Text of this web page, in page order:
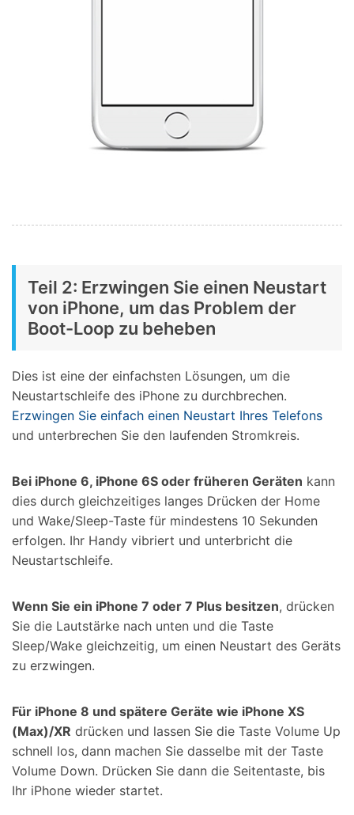
Teil 2: Erzwingen Sie einen Neustart
von iPhone, um das Problem der
Boot-Loop zu beheben
Dies ist eine der einfachsten Lösungen, um die
Neustartschleife des iPhone zu durchbrechen.
Erzwingen Sie einfach einen Neustart Ihres Telefons
und unterbrechen Sie den laufenden Stromkreis.
Bei iPhone 6, iPhone 6S oder früheren Geräten kann
dies durch gleichzeitiges langes Drücken der Home
und Wake/Sleep-Taste für mindestens 10 Sekunden
erfolgen. Ihr Handy vibriert und unterbricht die
Neustartschleife.
Wenn Sie ein iPhone 7 oder 7 Plus besitzen, drücken
Sie die Lautstärke nach unten und die Taste
Sleep/Wake gleichzeitig, um einen Neustart des Geräts
zu erzwingen.
Für iPhone 8 und spätere Geräte wie iPhone XS
(Max)/XR drücken und lassen Sie die Taste Volume Up
schnell los, dann machen Sie dasselbe mit der Taste
Volume Down. Drücken Sie dann die Seitentaste, bis
Ihr iPhone wieder startet.